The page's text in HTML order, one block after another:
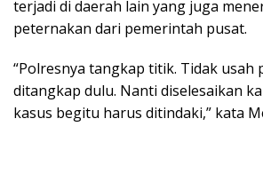
terjadi di daerah lain yang juga
peternakan dari pemerintah pusat.
“Polresnya tangkap titik. Tidak usah
ditangkap dulu. Nanti diselesaikan
kasus begitu harus ditindaki,” kata